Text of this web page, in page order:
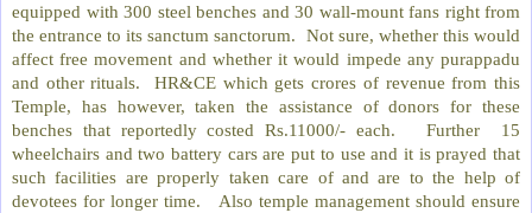
equipped with 300 steel benches and 30 wall-mount fans right from
the entrance to its sanctum sanctorum. Not sure, whether this would
affect free movement and whether it would impede any purappadu
and other rituals. HR&CE which gets crores of revenue from this
Temple, has however, taken the assistance of donors for these
benches that reportedly costed Rs.11000/- each. Further 15
wheelchairs and two battery cars are put to use and it is prayed that
such facilities are properly taken care of and are to the help of
devotees for longer time. Also temple management should ensure